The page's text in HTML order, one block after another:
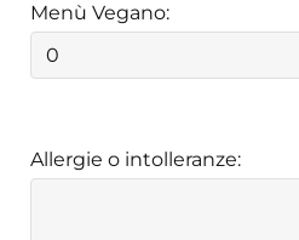
Menù Vegano:
Allergie o intolleranze: